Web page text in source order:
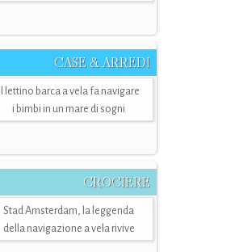
CASE & ARREDI
Il lettino barca a vela fa navigare
i bimbi in un mare di sogni
CROCIERE
Stad Amsterdam, la leggenda
della navigazione a vela rivive